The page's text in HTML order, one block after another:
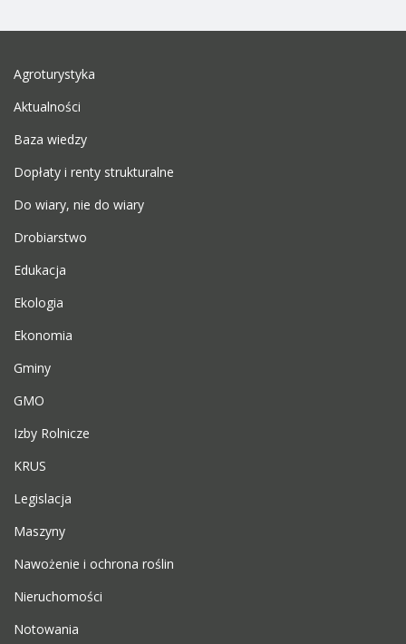
Agroturystyka
Aktualności
Baza wiedzy
Dopłaty i renty strukturalne
Do wiary, nie do wiary
Drobiarstwo
Edukacja
Ekologia
Ekonomia
Gminy
GMO
Izby Rolnicze
KRUS
Legislacja
Maszyny
Nawożenie i ochrona roślin
Nieruchomości
Notowania